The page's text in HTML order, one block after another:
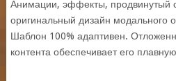
Анимации, эффекты, продвинутый
оригинальный дизайн модального
Шаблон 100% адаптивен.
контента обеспечивает его